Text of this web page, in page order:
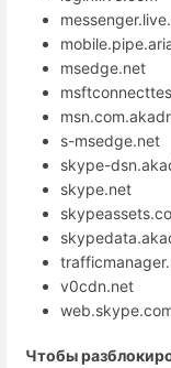
msedge.net
s-msedge.net
skype-
skype.net
v0cdn.net
Чтобы